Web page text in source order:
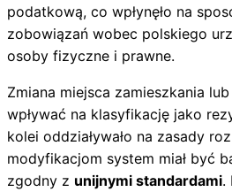
podatkową, co wpłynęło na
zobowiązań wobec polskiego
osoby fizyczne i prawne.
Zmiana miejsca zamieszkania
wpływać na klasyfikację jako
kolei oddziaływało na zasady
modyfikacjom system miał być
zgodny z unijnymi standardami.